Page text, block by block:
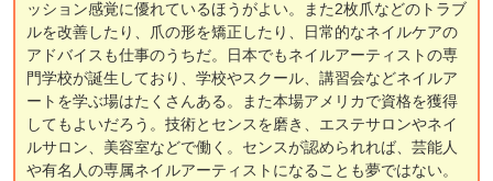
ッション感覚に優れているほうがよい。また2枚爪などのトラブ
ルを改善したり、爪の形を矯正したり、日常的なネイルケアの
アドバイスも仕事のうちだ。日本でもネイルアーティストの専
門学校が誕生しており、学校やスクール、講習会などネイルア
ートを学ぶ場はたくさんある。また本場アメリカで資格を獲得
してもよいだろう。技術とセンスを磨き、エステサロンやネイ
ルサロン、美容室などで働く。センスが認められれば、芸能人
や有名人の専属ネイルアーティストになることも夢ではない。